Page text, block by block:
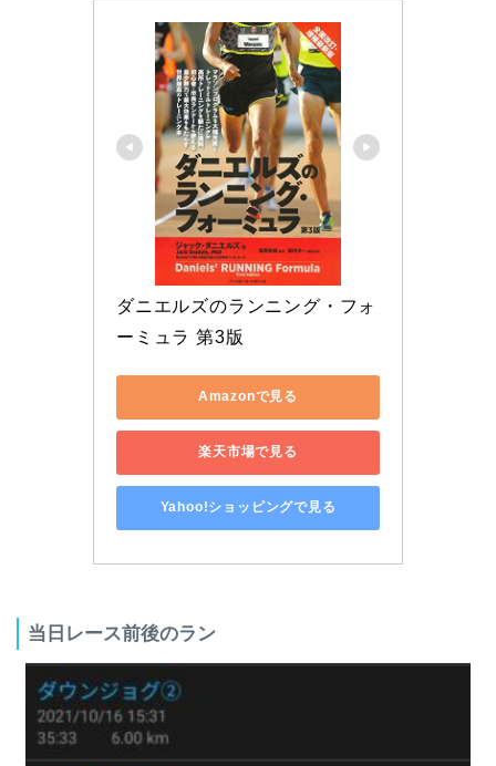
ダニエルズのランニング・フォ
ーミュラ 第3版
Amazonで見る
楽天市場で見る
Yahoo!ショッピングで見る
当日レース前後のラン